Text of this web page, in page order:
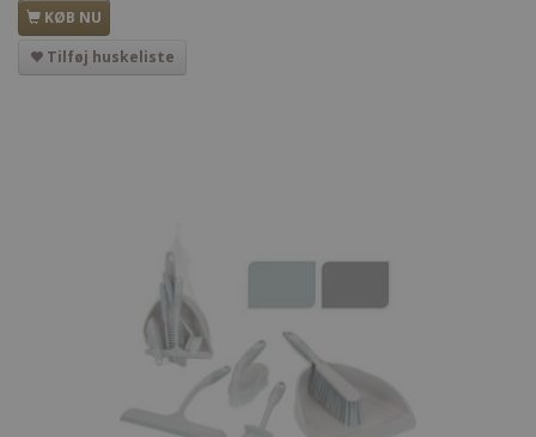
KØB NU
Tilføj huskeliste